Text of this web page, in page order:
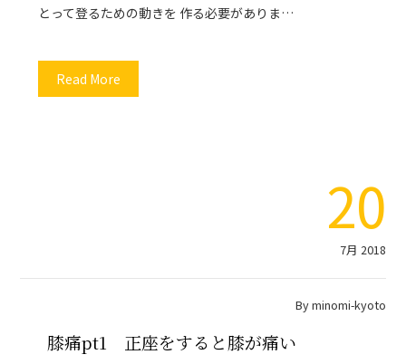
とって登るための動きを 作る必要がありま…
Read More
20
7月 2018
Byminomi-kyoto
膝痛pt1 正座をすると膝が痛い